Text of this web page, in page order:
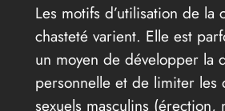
Les motifs d’utilisation de la
chasteté varient. Elle est
un moyen de développer la
personnelle et de limiter les
sexuels masculins (érection,